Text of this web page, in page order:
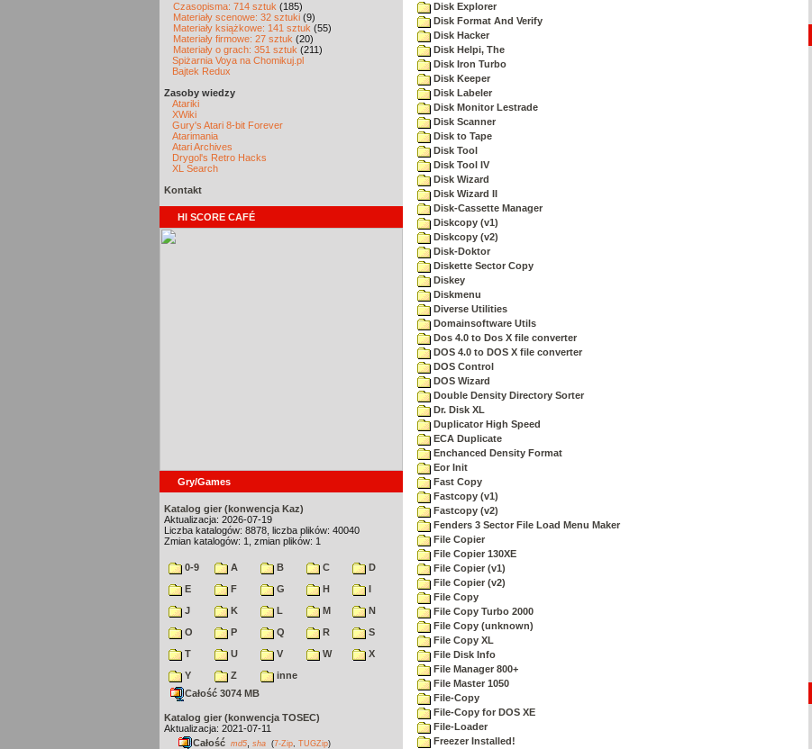
Czasopisma: 714 sztuk (185)
Materiały scenowe: 32 sztuki (9)
Materiały książkowe: 141 sztuk (55)
Materiały firmowe: 27 sztuk (20)
Materiały o grach: 351 sztuk (211)
Spiżarnia Voya na Chomikuj.pl
Bajtek Redux
Zasoby wiedzy
Atariki
XWiki
Gury's Atari 8-bit Forever
Atarimania
Atari Archives
Drygol's Retro Hacks
XL Search
Kontakt
HI SCORE CAFÉ
Gry/Games
Katalog gier (konwencja Kaz)
Aktualizacja: 2026-07-19
Liczba katalogów: 8878, liczba plików: 40040
Zmian katalogów: 1, zmian plików: 1
0-9 A B C
D
E
F G H
I
J
K L M
N
O
P Q R
S
T
U V W
X
Y
Z
inne
Całość 3074 MB
Katalog gier (konwencja TOSEC)
Aktualizacja: 2021-07-11
Całość md5 sha (7-Zip TUGZip)
Disk Explorer
Disk Format And Verify
Disk Hacker
Disk Helpi, The
Disk Iron Turbo
Disk Keeper
Disk Labeler
Disk Monitor Lestrade
Disk Scanner
Disk to Tape
Disk Tool
Disk Tool IV
Disk Wizard
Disk Wizard II
Disk-Cassette Manager
Diskcopy (v1)
Diskcopy (v2)
Disk-Doktor
Diskette Sector Copy
Diskey
Diskmenu
Diverse Utilities
Domainsoftware Utils
Dos 4.0 to Dos X file converter
DOS 4.0 to DOS X file converter
DOS Control
DOS Wizard
Double Density Directory Sorter
Dr. Disk XL
Duplicator High Speed
ECA Duplicate
Enchanced Density Format
Eor Init
Fast Copy
Fastcopy (v1)
Fastcopy (v2)
Fenders 3 Sector File Load Menu Maker
File Copier
File Copier 130XE
File Copier (v1)
File Copier (v2)
File Copy
File Copy Turbo 2000
File Copy (unknown)
File Copy XL
File Disk Info
File Manager 800+
File Master 1050
File-Copy
File-Copy for DOS XE
File-Loader
Freezer Installed!